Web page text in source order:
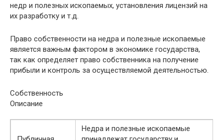
недр и полезных ископаемых, установления лицензий на
их разработку и т.д.
Право собственности на недра и полезные ископаемые
является важным фактором в экономике государства,
так как определяет право собственника на получение
прибыли и контроль за осуществляемой деятельностью.
Собственность
Описание
Недра и полезные ископаемые